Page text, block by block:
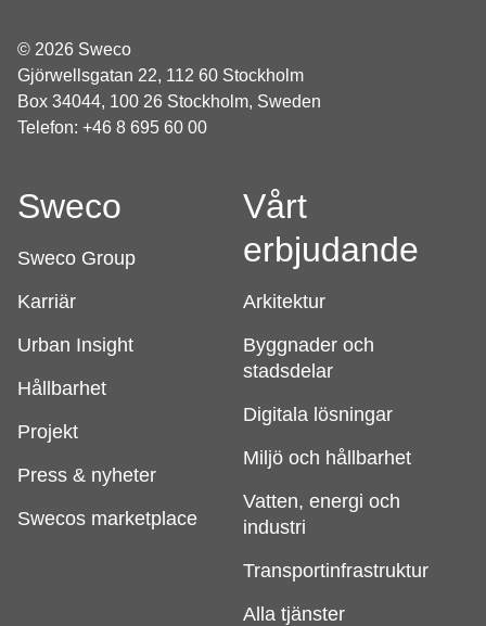
© 2026 Sweco
Gjörwellsgatan 22, 112 60 Stockholm
Box 34044, 100 26 Stockholm, Sweden
Telefon: +46 8 695 60 00
Sweco
Sweco Group
Karriär
Urban Insight
Hållbarhet
Projekt
Press & nyheter
Swecos marketplace
Vårt
erbjudande
Arkitektur
Byggnader och
stadsdelar
Digitala lösningar
Miljö och hållbarhet
Vatten, energi och
industri
Transportinfrastruktur
Alla tjänster